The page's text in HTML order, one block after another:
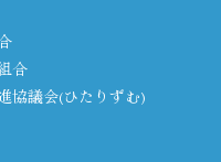
合
協議会(ひたりずむ)